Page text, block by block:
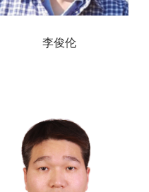
李俊伦